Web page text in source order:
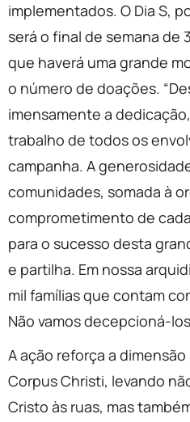
implementados. O Dia S,
será o final de semana de
que haverá uma grande
o número de doações.
imensamente a
trabalho de todos os
campanha. A
comunidades, somada à
comprometimento de
para o sucesso desta
e partilha. Em nossa
mil famílias que contam
Não vamos decepcioná-
A ação reforça a
Corpus Christi, levando
Cristo às ruas, mas